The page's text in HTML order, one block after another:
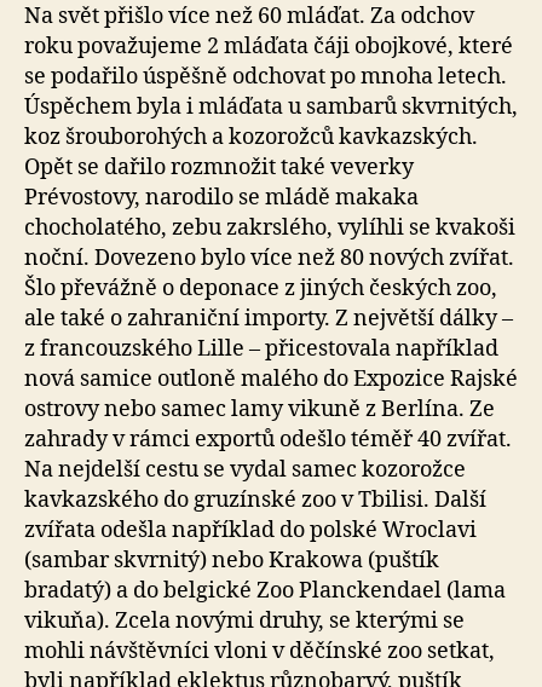
Na svět přišlo více než 60 mláďat. Za odchov
roku považujeme 2 mláďata čáji obojkové, které
se podařilo úspěšně odchovat po mnoha letech.
Úspěchem byla i mláďata u sambarů skvrnitých,
koz šrouborohých a kozorožců kavkazských.
Opět se dařilo rozmnožit také veverky
Prévostovy, narodilo se mládě makaka
chocholatého, zebu zakrslého, vylíhli se kvakoši
noční. Dovezeno bylo více než 80 nových zvířat.
Šlo převážně o deponace z jiných českých zoo,
ale také o zahraniční importy. Z největší dálky –
z francouzského Lille – přicestovala například
nová samice outloně malého do Expozice Rajské
ostrovy nebo samec lamy vikuně z Berlína. Ze
zahrady v rámci exportů odešlo téměř 40 zvířat.
Na nejdelší cestu se vydal samec kozorožce
kavkazského do gruzínské zoo v Tbilisi. Další
zvířata odešla například do polské Wroclavi
(sambar skvrnitý) nebo Krakowa (puštík
bradatý) a do belgické Zoo Planckendael (lama
vikuňa). Zcela novými druhy, se kterými se
mohli návštěvníci vloni v děčínské zoo setkat,
byli například eklektus různobarvý, puštík